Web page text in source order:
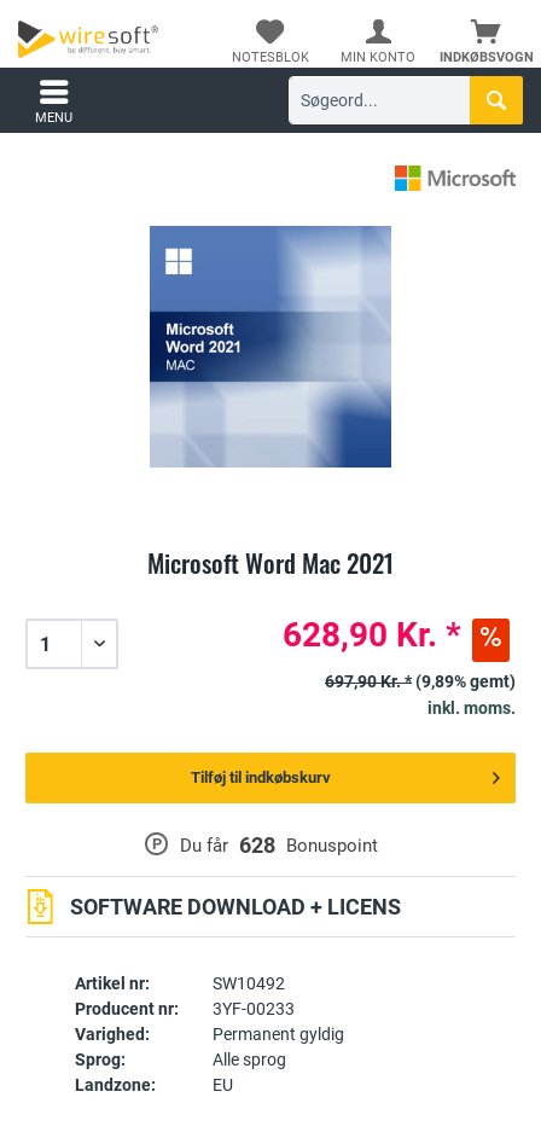
INDKØBSVOGN
NOTESBLOK MIN KONTO
MENU
Microsoft Word Mac 2021
Artikel nr:
SW10492
Producent nr:
3YF-00233
Varighed:
Permanent gyldig
Sprog:
Alle sprog
Landzone:
EU
P Du får 628 Bonuspoint
SOFTWARE DOWNLOAD + LICENS
628,90 Kr. *
697,90 Kr. *(9,89% gemt)
inkl. moms.
Tilføj til indkøbskurv